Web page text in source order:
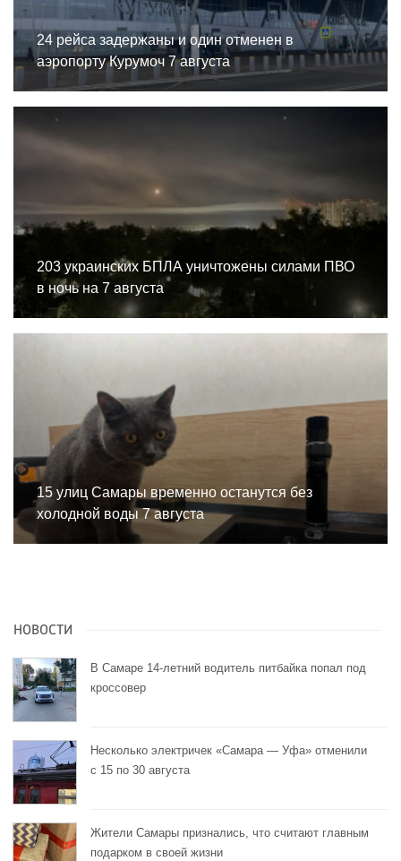
24 рейса задержаны и один отменен в
аэропорту Курумоч 7 августа
203 украинских БПЛА уничтожены силами ПВО
в ночь на 7 августа
15 улиц Самары временно останутся без
холодной воды 7 августа
НОВОСТИ
В Самаре 14-летний водитель питбайка попал под
кроссовер
Несколько электричек «Самара — Уфа» отменили
с 15 по 30 августа
Жители Самары признались, что считают главным
подарком в своей жизни